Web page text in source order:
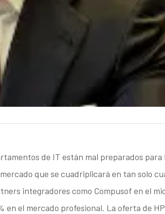
de IT están mal preparados para
que se cuadriplicará en tan solo
integradores como Compusof en el
en el mercado profesional. La oferta de
Beneficios